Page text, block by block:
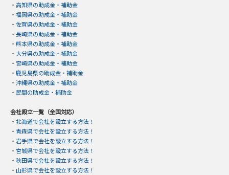
・ 高知県の助成金・補助金
・ 福岡県の助成金・補助金
・ 佐賀県の助成金・補助金
・ 長崎県の助成金・補助金
・ 熊本県の助成金・補助金
・ 大分県の助成金・補助金
・ 宮崎県の助成金・補助金
・ 鹿児島県の助成金・補助金
・ 沖縄県の助成金・補助金
・ 民間の助成金・補助金
会社設立一覧（全国対応）
・ 北海道で会社を設立する方法！
・ 青森県で会社を設立する方法！
・ 岩手県で会社を設立する方法！
・ 宮城県で会社を設立する方法！
・ 秋田県で会社を設立する方法！
・ 山形県で会社を設立する方法！